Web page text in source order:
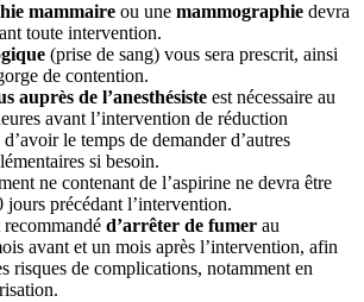
mammaire ou une mammographie devra
toute intervention.
(prise de sang) vous sera prescrit, ainsi
de contention.
auprès de l’anesthésiste est nécessaire au
avant l’intervention de réduction
le temps de demander d’autres
si besoin.
ne contenant de l’aspirine ne devra être
jours précédant l’intervention.
d’arrêter de fumer au
avant et un mois après l’intervention, afin
risques de complications, notamment en